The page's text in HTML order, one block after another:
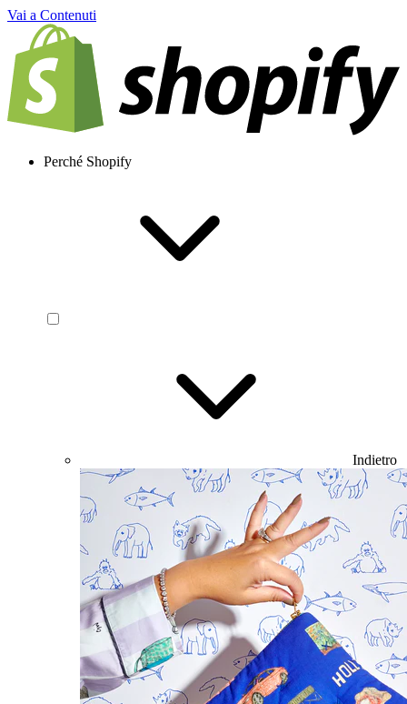
Vai a Contenuti
Perché Shopify
Indietro